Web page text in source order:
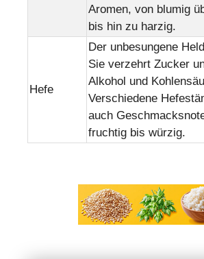
Aromen, von blumig
bis hin zu harzig.
Hefe
Der unbesungene
Sie verzehrt Zucker
Alkohol und
Verschiedene
auch
fruchtig bis würzig.